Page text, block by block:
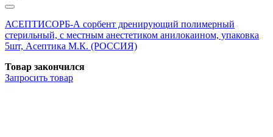
АСЕПТИСОРБ-А сорбент дренирующий полимерный
стерильный, с местным анестетиком анилокаином, упаковка
5шт, Асептика М.К. (РОССИЯ)
Товар закончился
Запросить товар